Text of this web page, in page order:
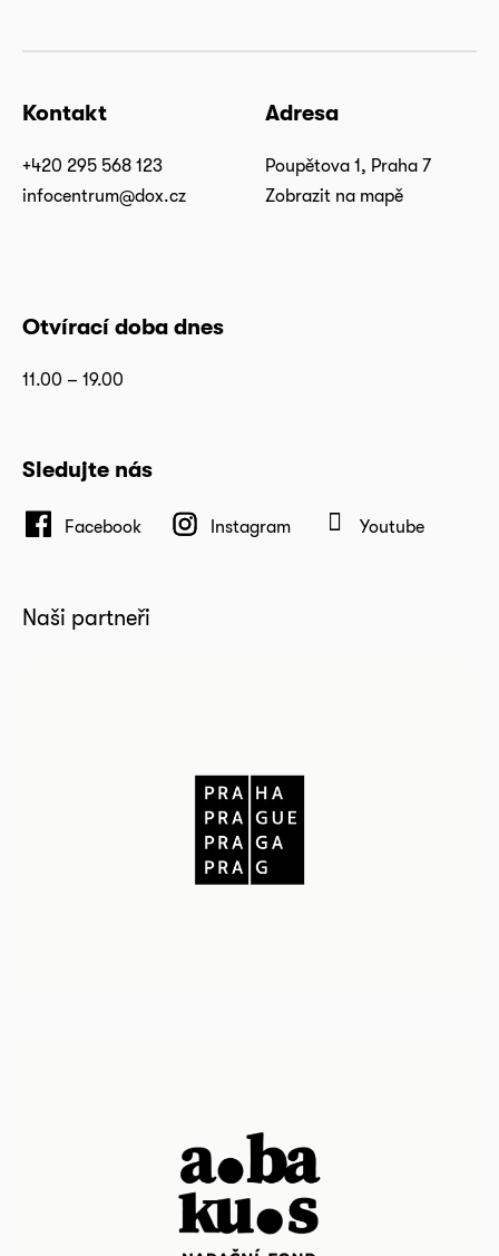
Kontakt
+420 295 568 123
infocentrum@dox.cz
Adresa
Poupětova 1, Praha 7
Zobrazit na mapě
Otvírací doba dnes
11.00 – 19.00
Sledujte nás
Facebook Instagram Youtube
Naši partneři